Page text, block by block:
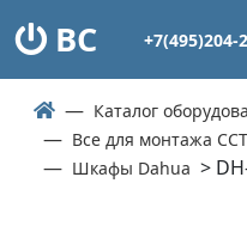
ВС +7(495)204-
Каталог
Все для монтажа
Шкафы Dahua >